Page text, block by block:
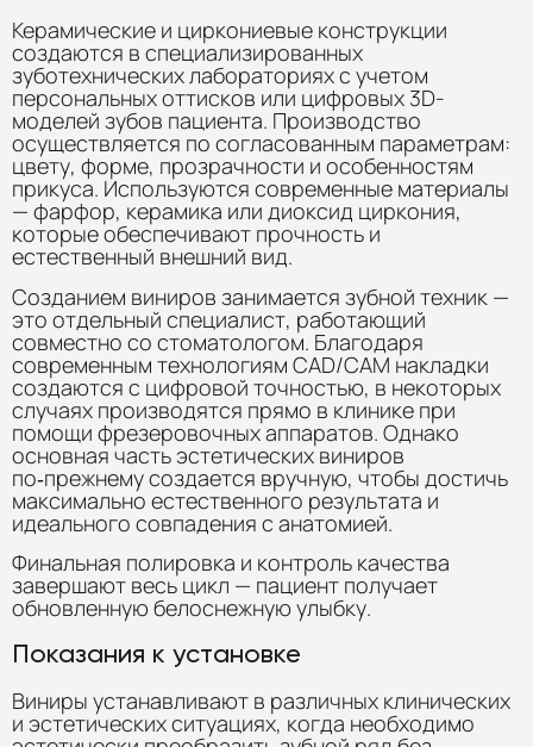
Керамические и циркониевые конструкции
создаются в специализированных
зуботехнических лабораториях с учетом
персональных оттисков или цифровых 3D-
моделей зубов пациента. Производство
осуществляется по согласованным параметрам:
цвету, форме, прозрачности и особенностям
прикуса. Используются современные материалы
— фарфор, керамика или диоксид циркония,
которые обеспечивают прочность и
естественный внешний вид.
Созданием виниров занимается зубной техник —
это отдельный специалист, работающий
совместно со стоматологом. Благодаря
современным технологиям CAD/CAM накладки
создаются с цифровой точностью, в некоторых
случаях производятся прямо в клинике при
помощи фрезеровочных аппаратов. Однако
основная часть эстетических виниров
по‑прежнему создается вручную, чтобы достичь
максимально естественного результата и
идеального совпадения с анатомией.
Финальная полировка и контроль качества
завершают весь цикл — пациент получает
обновленную белоснежную улыбку.
Показания к установке
Виниры устанавливают в различных клинических
и эстетических ситуациях, когда необходимо